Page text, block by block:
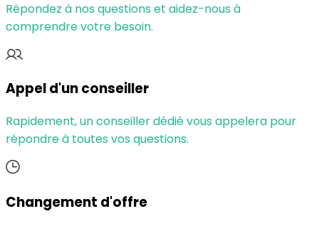
Répondez à nos questions et aidez-nous à
comprendre votre besoin.
Appel d'un conseiller
Rapidement, un conseiller dédié vous appelera pour
répondre à toutes vos questions.
Changement d'offre